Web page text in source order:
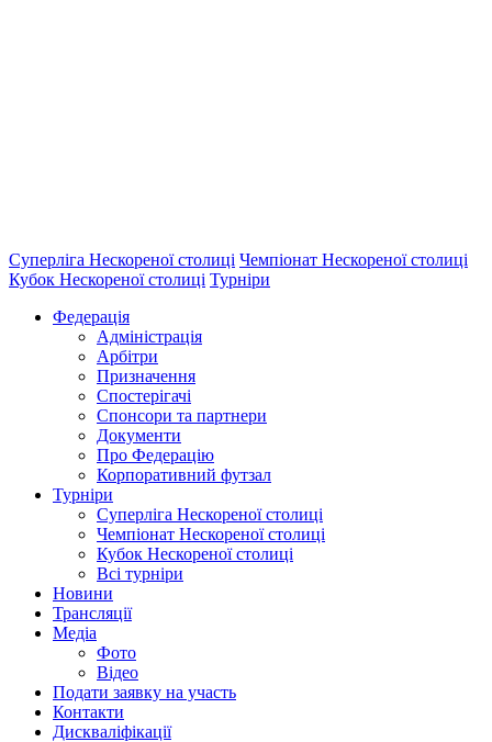
Суперліга Нескореної столиці Чемпіонат Нескореної столиці
Кубок Нескореної столиці Турніри
Федерація
Адміністрація
Арбітри
Призначення
Спостерігачі
Спонсори та партнери
Документи
Про Федерацію
Корпоративний футзал
Турніри
Суперліга Нескореної столиці
Чемпіонат Нескореної столиці
Кубок Нескореної столиці
Всі турніри
Новини
Трансляції
Медіа
Фото
Відео
Подати заявку на участь
Контакти
Дискваліфікації